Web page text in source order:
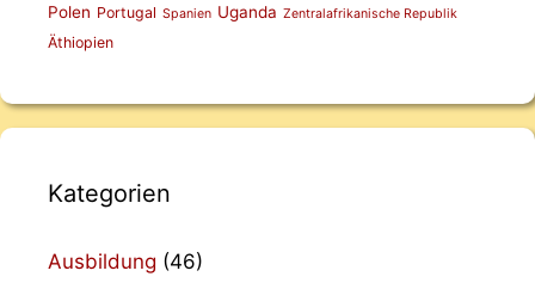
Polen Portugal Spanien Uganda Zentralafrikanische Republik
Äthiopien
Kategorien
Ausbildung (46)